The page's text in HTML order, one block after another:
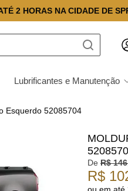
2 HORAS NA CIDADE DE SP
Lubrificantes e Manutenção
Esquerdo 52085704
De R$ 146
R$